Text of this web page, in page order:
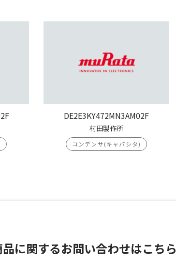
DE2E3KY472MN3AM02F
村田製作所
コンデンサ(キャパシタ)
に関するお問い合わせはこちら